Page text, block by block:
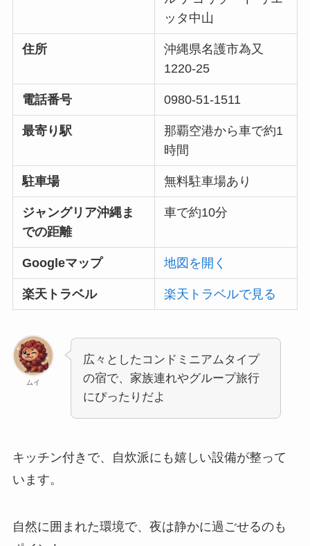
ッタ中山
住所
沖縄県名護市為又
1220-25
電話番号 0980-51-1511
最寄り駅
那覇空港から車で約1
時間
駐車場 無料駐車場あり
ジャングリア沖縄ま
での距離
車で約10分
Googleマップ 地図を開く
楽天トラベル 楽天トラベルで見る
ムイ
広々としたコンドミニアムタイプ
の宿で、家族連れやグループ旅行
にぴったりだよ
キッチン付きで、自炊派にも嬉しい設備が整って
います。
自然に囲まれた環境で、夜は静かに過ごせるのも